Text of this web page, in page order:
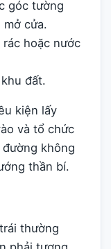
góc tường
cửa.
hoặc nước
đất.
kiện lấy
và tổ chức
không
thần bí.
thường